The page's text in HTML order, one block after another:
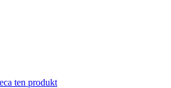
ten produkt